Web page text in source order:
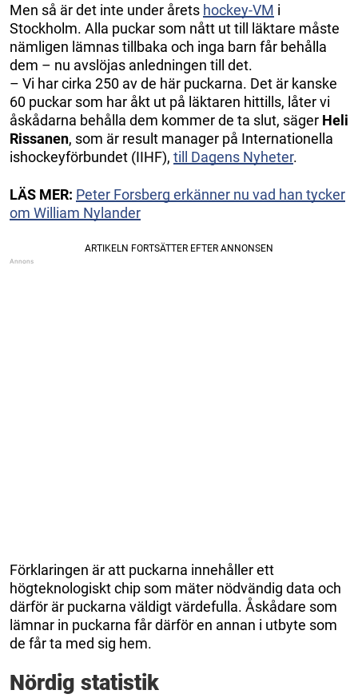
Men så är det inte under årets hockey-VM i
Stockholm. Alla puckar som nått ut till läktare måste
nämligen lämnas tillbaka och inga barn får behålla
dem – nu avslöjas anledningen till det.
– Vi har cirka 250 av de här puckarna. Det är kanske
60 puckar som har åkt ut på läktaren hittills, låter vi
åskådarna behålla dem kommer de ta slut, säger Heli
Rissanen, som är result manager på Internationella
ishockeyförbundet (IIHF), till Dagens Nyheter.
LÄS MER: Peter Forsberg erkänner nu vad han tycker
om William Nylander
Förklaringen är att puckarna innehåller ett
högteknologiskt chip som mäter nödvändig data och
därför är puckarna väldigt värdefulla. Åskådare som
lämnar in puckarna får därför en annan i utbyte som
de får ta med sig hem.
Nördig statistik